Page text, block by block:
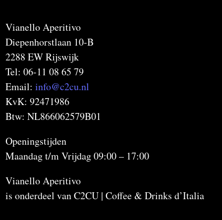
Vianello Aperitivo
Diepenhorstlaan 10-B
2288 EW Rijswijk
Tel: 06-11 08 65 79
Email:info@c2cu.nl
KvK: 92471986
Btw: NL866062579B01
Openingstijden
Maandag t/m Vrijdag 09:00 – 17:00
Vianello Aperitivo
is onderdeel van C2CU | Coffee & Drinks d’Italia